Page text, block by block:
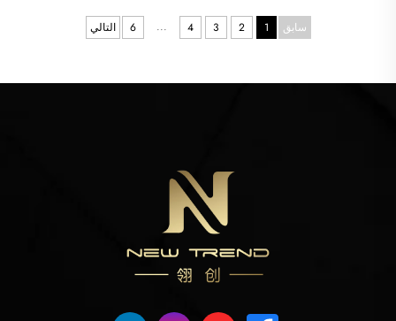
سابق 1
2
3
4
...
6 التالي